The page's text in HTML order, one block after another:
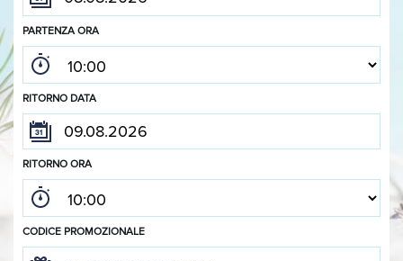
PARTENZA ORA
RITORNO DATA
RITORNO ORA
CODICE PROMOZIONALE